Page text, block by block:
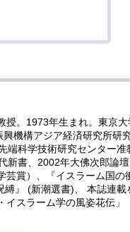
授。1973年生まれ。東京大
機構アジア経済研究所研
端科学技術研究センター准
新書、2002年大佛次郎論壇
芸賞）、『イスラーム国の
』 (新潮選書)、 本誌連載
スラーム学の風姿花伝」